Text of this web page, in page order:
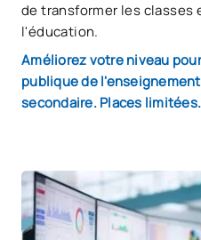
de transformer les classes
l'éducation.
Améliorez votre niveau
publique de
secondaire. Places limitées.